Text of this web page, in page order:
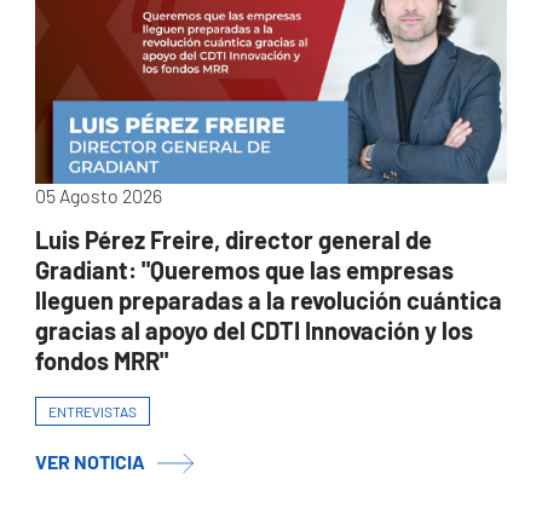
05 Agosto 2026
Luis Pérez Freire, director general de
Gradiant: "Queremos que las empresas
lleguen preparadas a la revolución cuántica
gracias al apoyo del CDTI Innovación y los
fondos MRR"
ENTREVISTAS
VER NOTICIA